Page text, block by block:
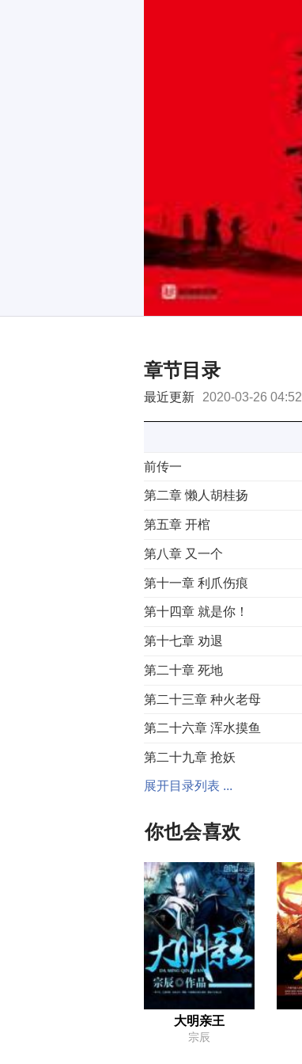
章节目录
最近更新 2020-03-26 04:52
前传一
第二章 懒人胡桂扬
第五章 开棺
第八章 又一个
第十一章 利爪伤痕
第十四章 就是你！
第十七章 劝退
第二十章 死地
第二十三章 种火老母
第二十六章 浑水摸鱼
第二十九章 抢妖
第三十二章 变妖？成仙？
第三十八章 开门揖客
第四十一章 送上门的新娘子
第四十四章 神药难测
第四十七章 峰顶的回忆
第五十章 去假存真
第五十三章 夜笛祝寿
第五十六章 大功
展开目录列表 ...
你也会喜欢
大明亲王
宗辰